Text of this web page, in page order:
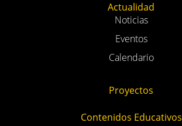
Actualidad
Noticias
Eventos
Calendario
Proyectos
Contenidos Educativos